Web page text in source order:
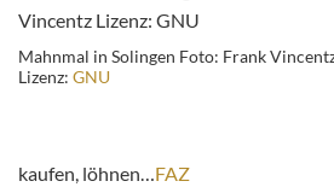
Mahnmal in Solingen Foto: Frank
Lizenz: GNU
kaufen, löhnen…FAZ